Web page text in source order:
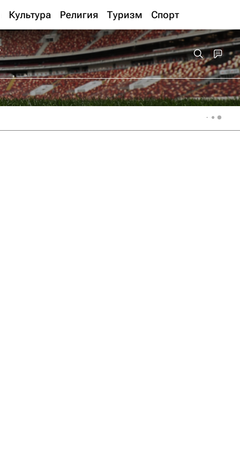
Культура Религия Туризм Спорт